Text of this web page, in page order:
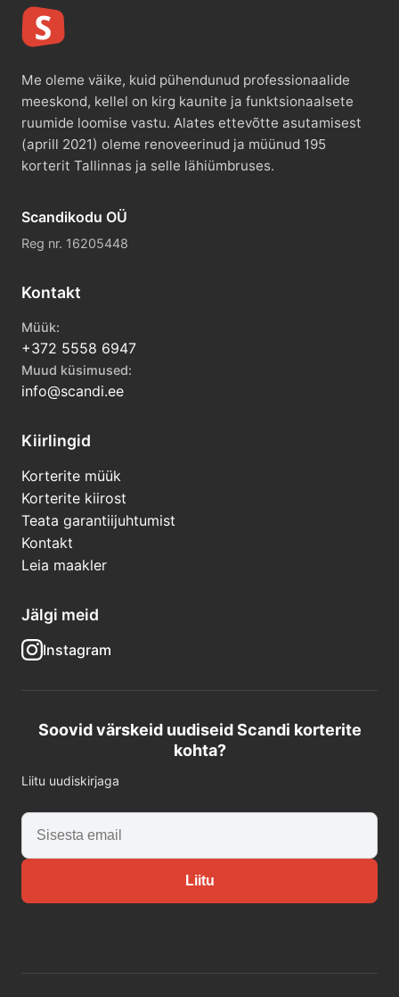
Me oleme väike, kuid pühendunud professionaalide
meeskond, kellel on kirg kaunite ja funktsionaalsete
ruumide loomise vastu. Alates ettevõtte asutamisest
(aprill 2021) oleme renoveerinud ja müünud 195
korterit Tallinnas ja selle lähiümbruses.
Scandikodu OÜ
Reg nr. 16205448
Kontakt
Müük:
+372 5558 6947
Muud küsimused:
info@scandi.ee
Kiirlingid
Korterite müük
Korterite kiirost
Teata garantiijuhtumist
Kontakt
Leia maakler
Jälgi meid
Instagram
Soovid värskeid uudiseid Scandi korterite
kohta?
Liitu uudiskirjaga
Liitu